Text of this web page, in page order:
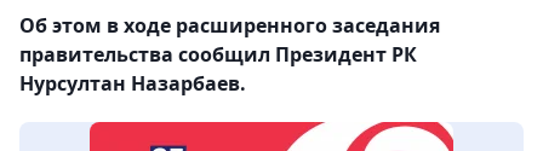
Об этом в ходе расширенного заседания
правительства сообщил Президент РК
Нурсултан Назарбаев.